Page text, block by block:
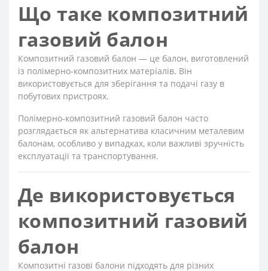
Що таке композитний
газовий балон
Композитний газовий балон — це балон, виготовлений
із полімерно-композитних матеріалів. Він
використовується для зберігання та подачі газу в
побутових пристроях.
Полімерно-композитний газовий балон часто
розглядається як альтернатива класичним металевим
балонам, особливо у випадках, коли важливі зручність
експлуатації та транспортування.
Де використовується
композитний газовий
балон
Композитні газові балони підходять для різних